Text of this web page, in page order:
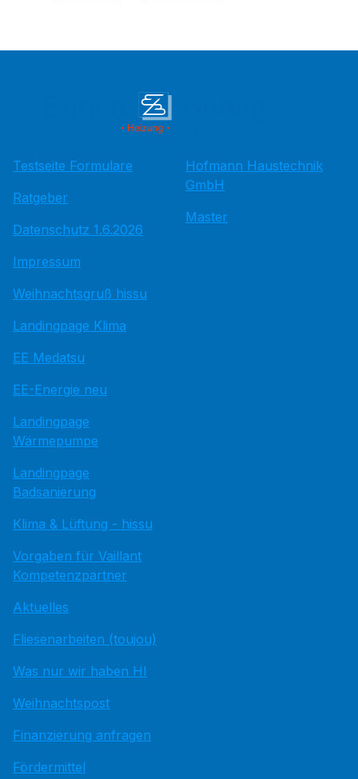
Testseite Formulare
Ratgeber
Datenschutz 1.6.2026
Impressum
Weihnachtsgruß hissu
Landingpage Klima
EE Medatsu
EE-Energie neu
Landingpage
Wärmepumpe
Landingpage
Badsanierung
Klima & Lüftung - hissu
Vorgaben für Vaillant
Kompetenzpartner
Aktuelles
Fliesenarbeiten (toujou)
Was nur wir haben HI
Weihnachtspost
Finanzierung anfragen
Fördermittel
Hofmann Haustechnik
GmbH
Master